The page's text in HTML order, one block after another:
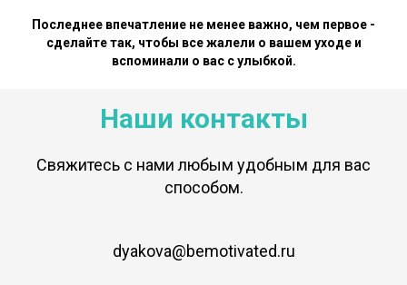
Последнее впечатление не менее важно, чем первое -
сделайте так, чтобы все жалели о вашем уходе и
вспоминали о вас с улыбкой.
Наши контакты
Свяжитесь с нами любым удобным для вас
способом.
dyakova@bemotivated.ru